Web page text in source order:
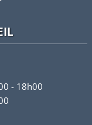
- 18h00